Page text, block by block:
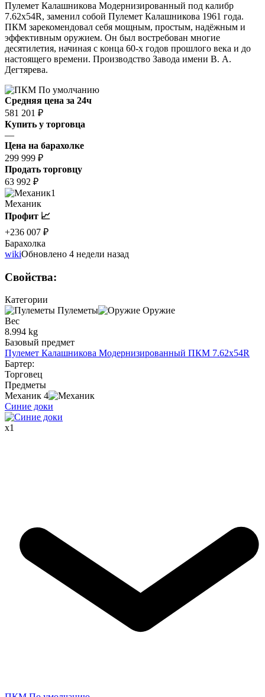
Пулемет Калашникова Модернизированный под калибр
7.62x54R, заменил собой Пулемет Калашникова 1961 года.
ПКМ зарекомендовал себя мощным, простым, надёжным и
эффективным оружием. Он был востребован многие
десятилетия, начиная с конца 60-х годов прошлого века и до
настоящего времени. Производство Завода имени В. А.
Дегтярева.
Средняя цена за 24ч
581 201 ₽
Купить у торговца
—
Цена на барахолке
299 999 ₽
Продать торговцу
63 992 ₽
1
Механик
Профит 📈
+236 007 ₽
Барахолка
wikiОбновлено 4 недели назад
Свойства:
Категории
Пулеметы
Оружие
Вес
8.994 kg
Базовый предмет
Пулемет Калашникова Модернизированный ПКМ 7.62x54R
Бартер:
Торговец
Предметы
Механик 4
Синие доки
x1